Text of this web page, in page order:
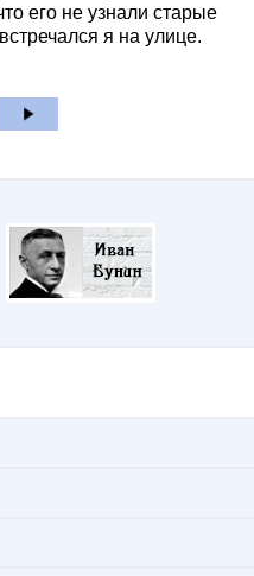
его не узнали старые
я на улице.